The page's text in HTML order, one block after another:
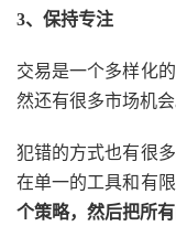
3、保持专注
交易是一个多样化
然还有很多市场机会
犯错的方式也有很
在单一的工具和有
个策略，然后把所